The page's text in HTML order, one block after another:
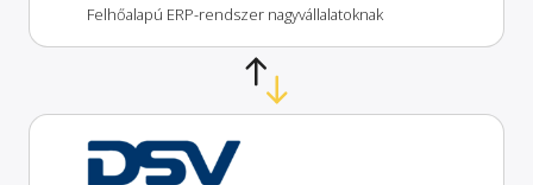
Felhőalapú ERP-rendszer nagyvállalatoknak